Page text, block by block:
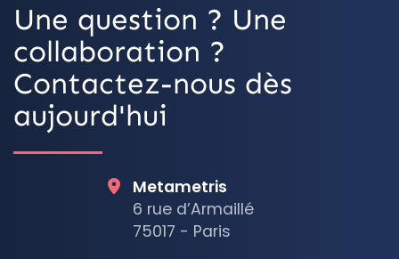
Une question ? Une
collaboration ?
Contactez-nous dès
aujourd'hui
Metametris
6 rue d’Armaillé
75017 - Paris